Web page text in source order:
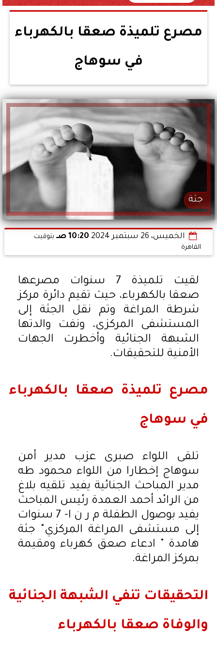
مصرع تلميذة صعقا بالكهرباء
في سوهاج
جثة
الخميس، 26 سبتمبر 2024 10:20 صـ
بتوقيت
القاهرة
لقيت تلميذة 7 سنوات مصرعها
صعقا بالكهرباء، حيث تقيم دائرة مركز
شرطة المراغة وتم نقل الجثة إلى
المستشفى المركزى، ونفت والدتها
الشبهة الجنائية وأخطرت الجهات
الأمنية للتحقيقات.
مصرع تلميذة صعقا بالكهرباء
في سوهاج
تلقى اللواء صبرى عزب مدير أمن
سوهاج إخطارا من اللواء محمود طه
مدير المباحث الجنائية يفيد تلقيه بلاغ
من الرائد أحمد العمدة رئيس المباحث
يفيد بوصول الطفلة م ر ن ا- 7 سنوات
إلى مستشفى المراغة المركزي" جثة
هامدة " ادعاء صعق كهرباء ومقيمة
بمركز المراغة.
التحقيقات تنفي الشبهة الجنائية
والوفاة صعقا بالكهرباء